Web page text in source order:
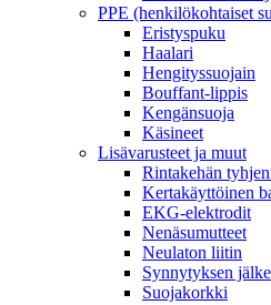
PPE (henkilökohtaiset
Eristyspuku
Haalari
Hengityssuojain
Bouffant-lippis
Kengänsuoja
Käsineet
Lisävarusteet ja muut
Rintakehän
Kertakäyttöinen
EKG-elektrodit
Nenäsumutteet
Neulaton liitin
Synnytyksen
Suojakorkki